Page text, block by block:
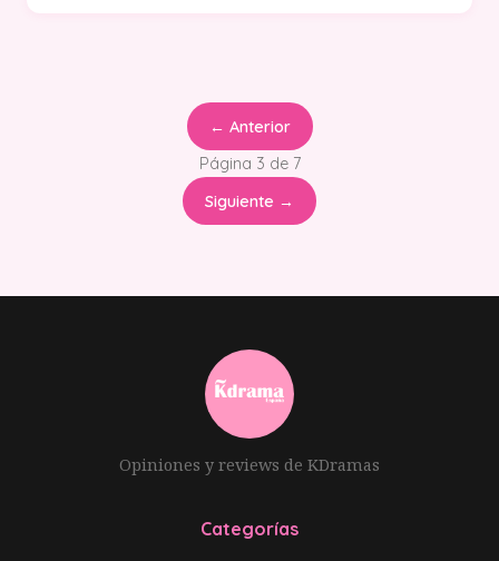
← Anterior
Página 3 de 7
Siguiente →
Opiniones y reviews de KDramas
Categorías